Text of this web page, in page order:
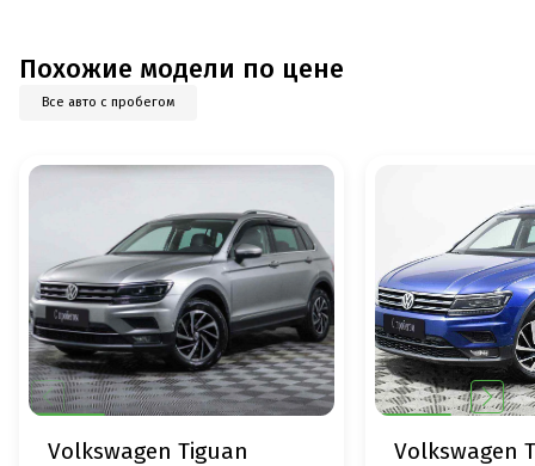
Похожие модели по цене
Все авто с пробегом
Volkswagen Tiguan Volkswagen